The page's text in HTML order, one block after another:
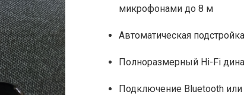
микрофонами до 8 м
Автоматическая
Полноразмерный Hi-Fi
Подключение Bluetooth или